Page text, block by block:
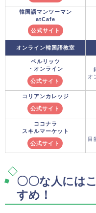
韓国語マンツーマン
atCafe
公式サイト
オンライン韓国語教室
ベルリッツ
・オンライン
公式サイト
オ
コリアンカレッジ
公式サイト
ココナラ
スキルマーケット
公式サイト
目
〇〇な人には
すめ！